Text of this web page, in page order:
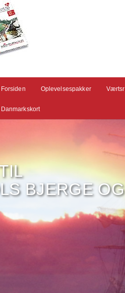
Forsiden Oplevelsespakker
Danmarkskort
BJERGE OG